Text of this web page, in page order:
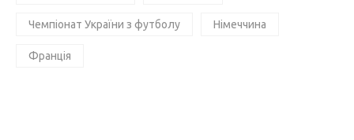
Чемпіонат України з футболу Німеччина
Франція